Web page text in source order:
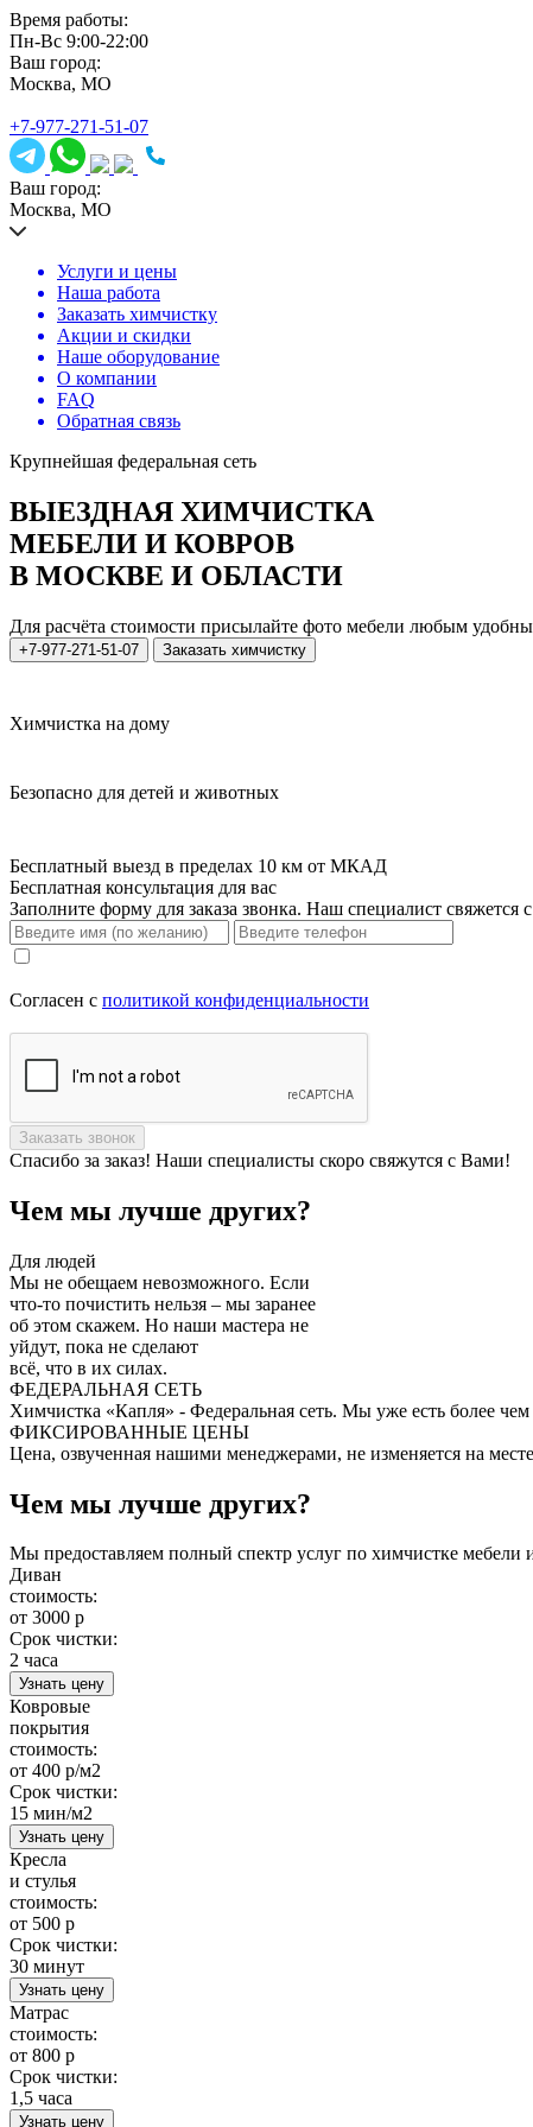
Время работы:
Пн-Вс 9:00-22:00
Ваш город:
Москва, МО
+7-977-271-51-07
Ваш город:
Москва, МО
Услуги и цены
Наша работа
Заказать химчистку
Акции и скидки
Наше оборудование
О компании
FAQ
Обратная связь
Крупнейшая федеральная сеть
ВЫЕЗДНАЯ ХИМЧИСТКА
МЕБЕЛИ И КОВРОВ
В МОСКВЕ И ОБЛАСТИ
Для расчёта стоимости присылайте фото мебели любым
+7-977-271-51-07 Заказать химчистку
Химчистка на дому
Безопасно для детей и животных
Бесплатный выезд в пределах 10 км от МКАД
Бесплатная консультация для вас
Заполните форму для заказа звонка. Наш специалист свяжется
Согласен с политикой конфиденциальности
Заказать звонок
Спасибо за заказ! Наши специалисты скоро свяжутся с Вами!
Чем мы лучше других?
Для людей
Мы не обещаем невозможного. Если
что-то почистить нельзя – мы заранее
об этом скажем. Но наши мастера не
уйдут, пока не сделают
всё, что в их силах.
ФЕДЕРАЛЬНАЯ СЕТЬ
Химчистка «Капля» - Федеральная сеть. Мы уже есть более
ФИКСИРОВАННЫЕ ЦЕНЫ
Цена, озвученная нашими менеджерами, не изменяется на
Чем мы лучше других?
Мы предоставляем полный спектр услуг по химчистке
Диван
стоимость:
от 3000 р
Срок чистки:
2 часа
Узнать цену
Ковровые
покрытия
стоимость:
от 400 р/м2
Срок чистки:
15 мин/м2
Узнать цену
Кресла
и стулья
стоимость:
от 500 р
Срок чистки:
30 минут
Узнать цену
Матрас
стоимость:
от 800 р
Срок чистки:
1,5 часа
Узнать цену